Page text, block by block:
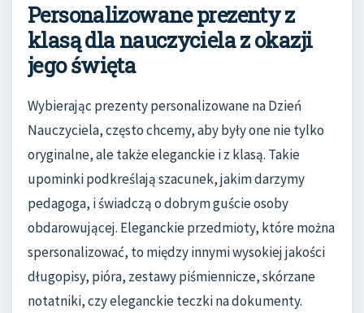
Personalizowane prezenty z
klasą dla nauczyciela z okazji
jego święta
Wybierając prezenty personalizowane na Dzień
Nauczyciela, często chcemy, aby były one nie tylko
oryginalne, ale także eleganckie i z klasą. Takie
upominki podkreślają szacunek, jakim darzymy
pedagoga, i świadczą o dobrym guście osoby
obdarowującej. Eleganckie przedmioty, które można
spersonalizować, to między innymi wysokiej jakości
długopisy, pióra, zestawy piśmiennicze, skórzane
notatniki, czy eleganckie teczki na dokumenty.